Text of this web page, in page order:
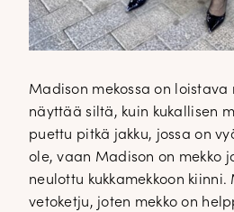
Madison mekossa on loistava
näyttää siltä, kuin kukallisen
puettu pitkä jakku, jossa on
ole, vaan Madison on mekko
neulottu kukkamekkoon kiinni.
vetoketju, joten mekko on